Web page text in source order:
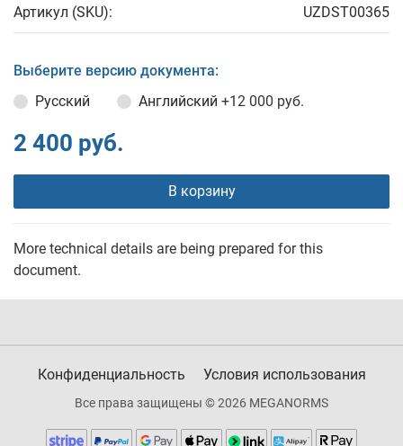
Артикул (SKU): UZDST00365
Выберите версию документа:
Русский
Английский +12 000 руб.
2 400 руб.
В корзину
More technical details are being prepared for this
document.
Конфиденциальность Условия использования
Все права защищены © 2026 MEGANORMS